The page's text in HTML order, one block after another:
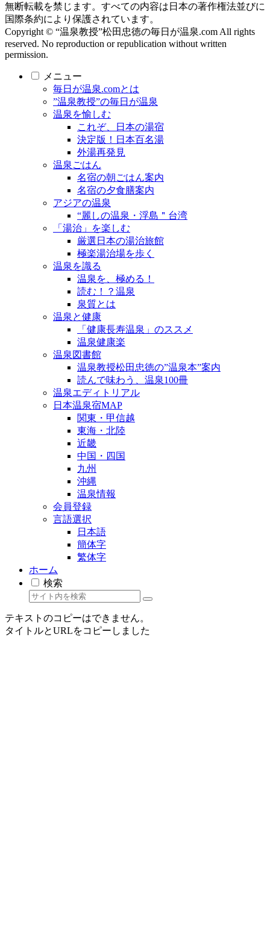
無断転載を禁じます。すべての内容は日本の著作権法並びに
国際条約により保護されています。
Copyright © “温泉教授”松田忠徳の毎日が温泉.com All rights
reserved. No reproduction or republication without written
permission.
メニュー
毎日が温泉.comとは
”温泉教授”の毎日が温泉
温泉を愉しむ
これぞ、日本の湯宿
決定版！日本百名湯
外湯再発見
温泉ごはん
名宿の朝ごはん案内
名宿の夕食膳案内
アジアの温泉
“麗しの温泉・浮島＂台湾
「湯治」を楽しむ
厳選日本の湯治旅館
極楽湯治場を歩く
温泉を識る
温泉を、極める！
読む！？温泉
泉質とは
温泉と健康
「健康長寿温泉」のススメ
温泉健康楽
温泉図書館
温泉教授松田忠徳の”温泉本”案内
読んで味わう、温泉100冊
温泉エディトリアル
日本温泉宿MAP
関東・甲信越
東海・北陸
近畿
中国・四国
九州
沖縄
温泉情報
会員登録
言語選択
日本語
簡体字
繁体字
ホーム
検索
テキストのコピーはできません。
タイトルとURLをコピーしました